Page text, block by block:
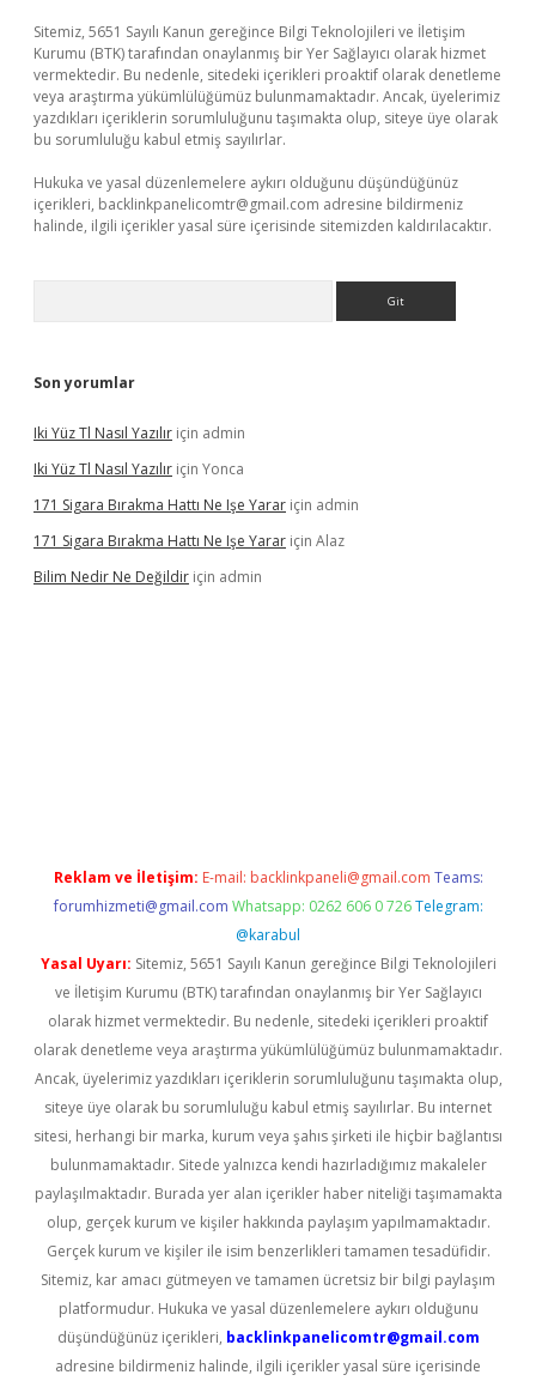
Sitemiz, 5651 Sayılı Kanun gereğince Bilgi Teknolojileri ve İletişim
Kurumu (BTK) tarafından onaylanmış bir Yer Sağlayıcı olarak hizmet
vermektedir. Bu nedenle, sitedeki içerikleri proaktif olarak denetleme
veya araştırma yükümlülüğümüz bulunmamaktadır. Ancak, üyelerimiz
yazdıkları içeriklerin sorumluluğunu taşımakta olup, siteye üye olarak
bu sorumluluğu kabul etmiş sayılırlar.
Hukuka ve yasal düzenlemelere aykırı olduğunu düşündüğünüz
içerikleri, backlinkpanelicomtr@gmail.com adresine bildirmeniz
halinde, ilgili içerikler yasal süre içerisinde sitemizden kaldırılacaktır.
Son yorumlar
Iki Yüz Tl Nasıl Yazılır için admin
Iki Yüz Tl Nasıl Yazılır için Yonca
171 Sigara Bırakma Hattı Ne Işe Yarar için admin
171 Sigara Bırakma Hattı Ne Işe Yarar için Alaz
Bilim Nedir Ne Değildir için admin
Reklam ve İletişim: E-mail: backlinkpaneli@gmail.com Teams:
forumhizmeti@gmail.com Whatsapp: 0262 606 0 726 Telegram:
@karabul
Yasal Uyarı: Sitemiz, 5651 Sayılı Kanun gereğince Bilgi Teknolojileri
ve İletişim Kurumu (BTK) tarafından onaylanmış bir Yer Sağlayıcı
olarak hizmet vermektedir. Bu nedenle, sitedeki içerikleri proaktif
olarak denetleme veya araştırma yükümlülüğümüz bulunmamaktadır.
Ancak, üyelerimiz yazdıkları içeriklerin sorumluluğunu taşımakta olup,
siteye üye olarak bu sorumluluğu kabul etmiş sayılırlar. Bu internet
sitesi, herhangi bir marka, kurum veya şahıs şirketi ile hiçbir bağlantısı
bulunmamaktadır. Sitede yalnızca kendi hazırladığımız makaleler
paylaşılmaktadır. Burada yer alan içerikler haber niteliği taşımamakta
olup, gerçek kurum ve kişiler hakkında paylaşım yapılmamaktadır.
Gerçek kurum ve kişiler ile isim benzerlikleri tamamen tesadüfidir.
Sitemiz, kar amacı gütmeyen ve tamamen ücretsiz bir bilgi paylaşım
platformudur. Hukuka ve yasal düzenlemelere aykırı olduğunu
düşündüğünüz içerikleri, backlinkpanelicomtr@gmail.com
adresine bildirmeniz halinde, ilgili içerikler yasal süre içerisinde